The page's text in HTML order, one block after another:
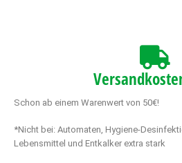
Schon ab einem Warenwert von 50€!
*Nicht bei: Automaten, Hygiene-
Lebensmittel und Entkalker extra stark